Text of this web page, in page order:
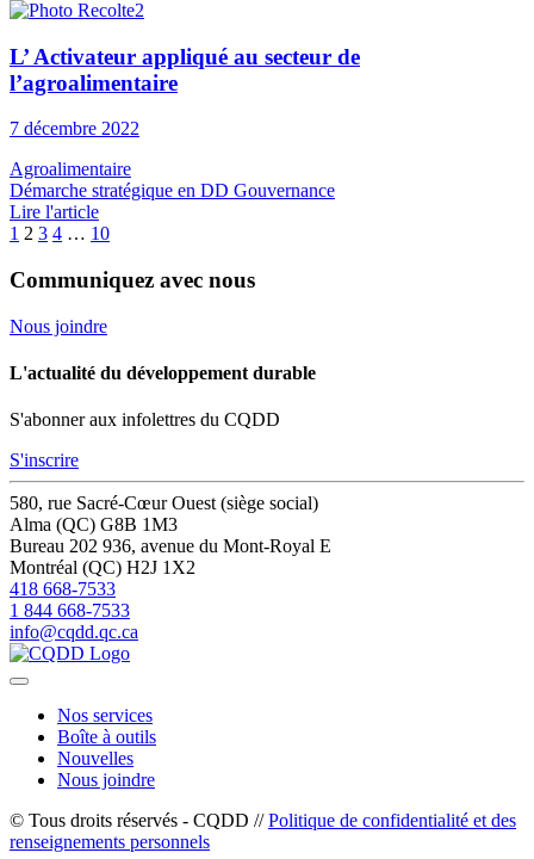
L’ Activateur appliqué au secteur de
l’agroalimentaire
7 décembre 2022
Agroalimentaire
Démarche stratégique en DD Gouvernance
Lire l'article
1 2 3 4 … 10
Communiquez avec nous
Nous joindre
L'actualité du développement durable
S'abonner aux infolettres du CQDD
S'inscrire
580, rue Sacré-Cœur Ouest (siège social)
Alma (QC) G8B 1M3
Bureau 202 936, avenue du Mont-Royal E
Montréal (QC) H2J 1X2
418 668-7533
1 844 668-7533
info@cqdd.qc.ca
Nos services
Boîte à outils
Nouvelles
Nous joindre
© Tous droits réservés - CQDD //Politique de confidentialité et des
renseignements personnels